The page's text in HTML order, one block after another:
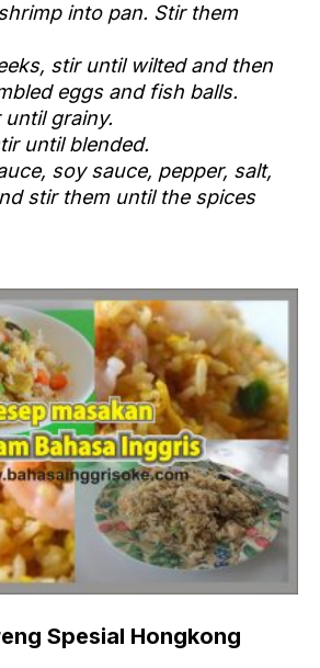
into pan. Stir them
stir until wilted and then
eggs and fish balls.
grainy.
until blended.
soy sauce, pepper, salt,
stir them until the spices
Spesial Hongkong